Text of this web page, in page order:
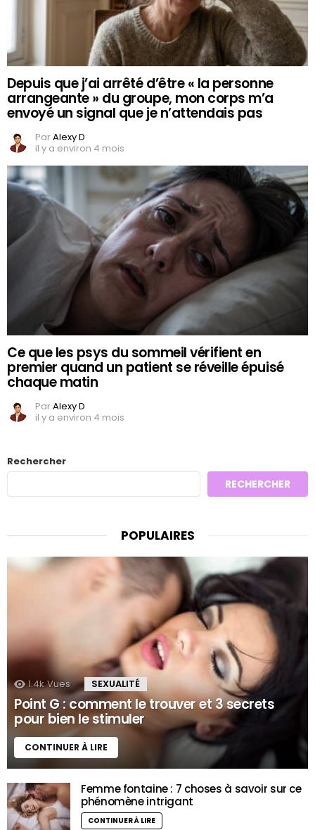
Depuis que j’ai arrêté d’être « la personne
arrangeante » du groupe, mon corps m’a
envoyé un signal que je n’attendais pas
ParAlexy D
il y a environ 4 mois
Ce que les psys du sommeil vérifient en
premier quand un patient se réveille épuisé
chaque matin
ParAlexy D
il y a environ 4 mois
Rechercher
RECHERCHER
POPULAIRES
1.4k Vues SEXUALITÉ
Point G : comment le trouver et 3 secrets
pour bien le stimuler
CONTINUER À LIRE
Femme fontaine : 7 choses à savoir sur ce
phénomène intrigant
CONTINUER À LIRE